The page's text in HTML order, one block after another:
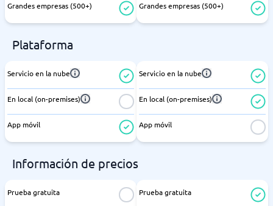
Grandes empresas (500+) Grandes empresas (500+)
Plataforma
Servicio en la nube
En local (on-premises)
App móvil
Servicio en la nube
En local (on-premises)
App móvil
Información de precios
Prueba gratuita Prueba gratuita